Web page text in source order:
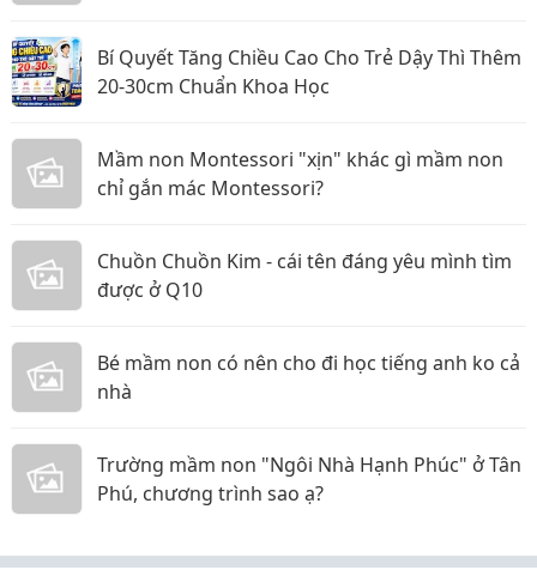
Bí Quyết Tăng Chiều Cao Cho Trẻ Dậy Thì Thêm
20-30cm Chuẩn Khoa Học
Mầm non Montessori "xịn" khác gì mầm non
chỉ gắn mác Montessori?
Chuồn Chuồn Kim - cái tên đáng yêu mình tìm
được ở Q10
Bé mầm non có nên cho đi học tiếng anh ko cả
nhà
Trường mầm non "Ngôi Nhà Hạnh Phúc" ở Tân
Phú, chương trình sao ạ?